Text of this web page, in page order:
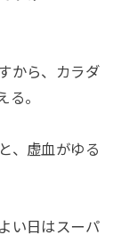
から、カラダ
る。
、虚血がゆる
い日はスーパ